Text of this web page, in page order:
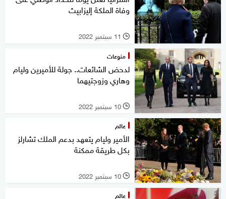
وفاة الملكة إليزابيث
l 11 سبتمبر 2022
منوعات
لدحض الشائعات.. جولة للأميرين وليام
وهاري وزوجتيهما
l 10 سبتمبر 2022
عالم
الأمير وليام يتعهد بدعم الملك تشارلز
بكل طريقة ممكنة
l 10 سبتمبر 2022
عالم